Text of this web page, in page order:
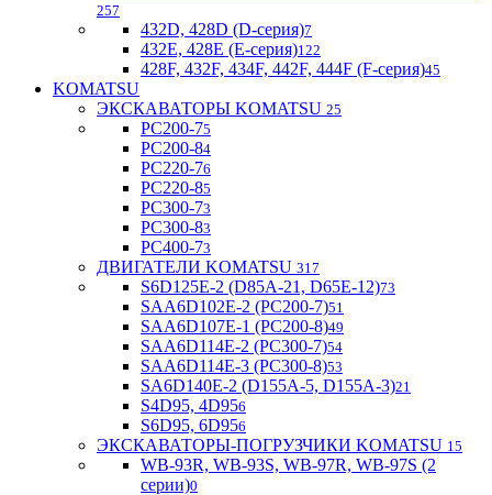
257
432D, 428D (D-серия)7
432E, 428E (E-серия)122
428F, 432F, 434F, 442F, 444F (F-серия)45
KOMATSU
ЭКСКАВАТОРЫ KOMATSU 25
PC200-75
PC200-84
PC220-76
PC220-85
PC300-73
PC300-83
PC400-73
ДВИГАТЕЛИ KOMATSU 317
S6D125E-2 (D85A-21, D65E-12)73
SAA6D102E-2 (PC200-7)51
SAA6D107E-1 (PC200-8)49
SAA6D114E-2 (PC300-7)54
SAA6D114E-3 (PC300-8)53
SA6D140E-2 (D155A-5, D155A-3)21
S4D95, 4D956
S6D95, 6D956
ЭКСКАВАТОРЫ-ПОГРУЗЧИКИ KOMATSU 15
WB-93R, WB-93S, WB-97R, WB-97S (2
серии)0